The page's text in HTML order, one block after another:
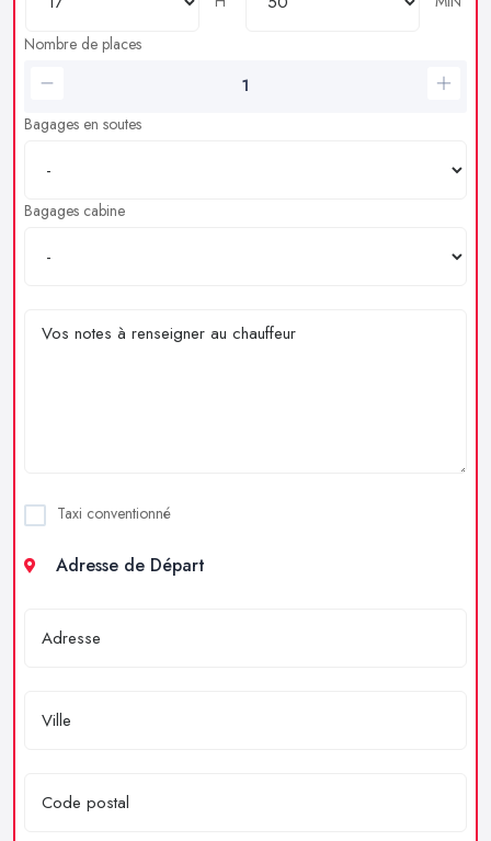
Nombre de places
Bagages en soutes
Bagages cabine
Taxi conventionné
Adresse de Départ